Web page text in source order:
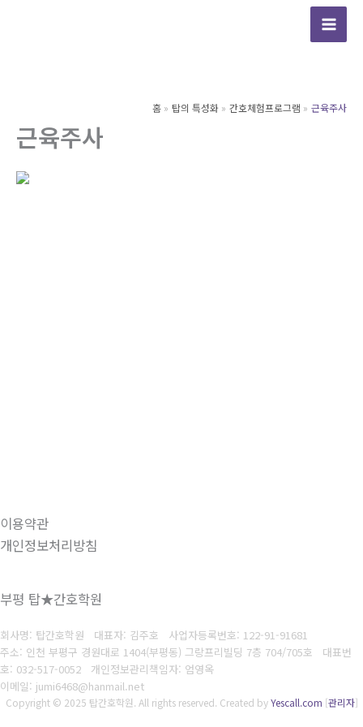
홈 탑의 특성화 간호체험프로그램 근육주사
근육주사
이용약관
개인정보처리방침
부평 탑★간호학원
회사명: 탑간호학원 대표자: 김주호 사업자등록번호: 122-91-91681
주소: 인천 부평구 경원대로 1404(부평동) 그랑프리빌딩 7층 704/705호 대표번
호: 032-517-0052
개인정보관리책임자: 엄영옥
이메일: jumi6468@hanmail.net
Copyright © 2025 탑간호학원. All rights reserved. Created byYescall.com [관리자]